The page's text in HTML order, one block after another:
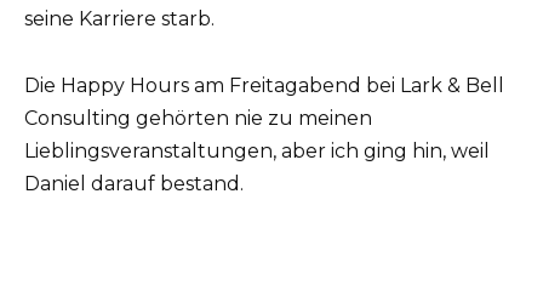
seine Karriere starb.
Die Happy Hours am Freitagabend bei Lark & Bell
Consulting gehörten nie zu meinen
Lieblingsveranstaltungen, aber ich ging hin, weil
Daniel darauf bestand.